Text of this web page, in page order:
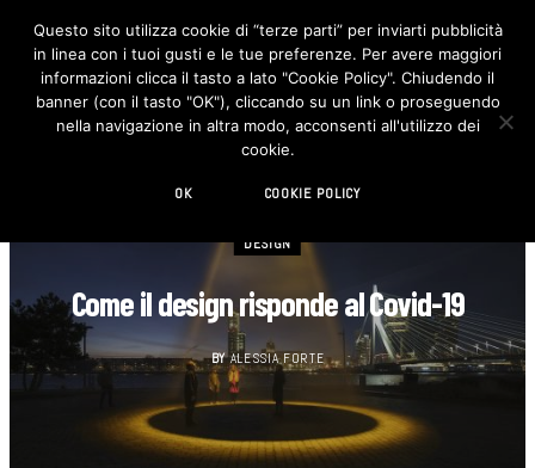
F
c
e
b
o
I
n
s
t
DESIGN
Come il design risponde al Covid-19
BY ALESSIA FORTE
Questo sito utilizza cookie di “terze parti” per inviarti pubblicità
in linea con i tuoi gusti e le tue preferenze. Per avere maggiori
informazioni clicca il tasto a lato "Cookie Policy". Chiudendo il
banner (con il tasto "OK"), cliccando su un link o proseguendo
nella navigazione in altra modo, acconsenti all'utilizzo dei
cookie.
OK COOKIE POLICY